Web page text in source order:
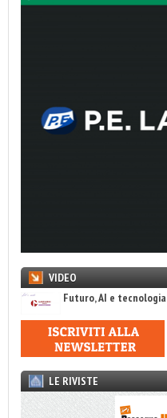
VIDEO
Futuro, AI e
LE RIVISTE